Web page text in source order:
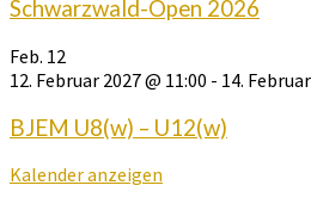
Schwarzwald-Open 2026
Feb. 12
12. Februar 2027 @ 11:00 - 14.
BJEM U8(w) – U12(w)
Kalender anzeigen